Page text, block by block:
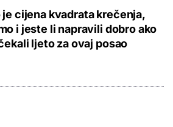
je cijena kvadrata krečenja,
i jeste li napravili dobro ako
ljeto za ovaj posao